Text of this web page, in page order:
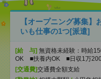
【オープニング募集
いも仕事の1つ[派遣]
[給 与] 無資格未経験：時給
OK ■扶養内OK ■日収1万
[交通費]交通費全額支給